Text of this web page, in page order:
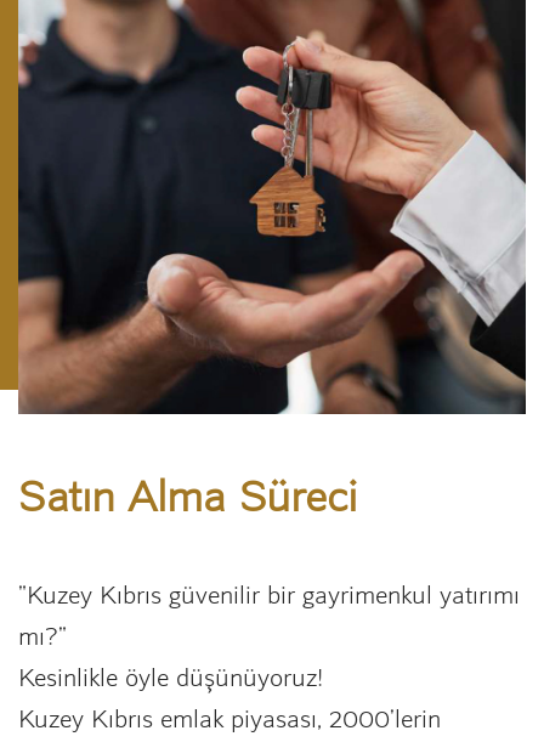
Satın Alma Süreci
"Kuzey Kıbrıs güvenilir bir gayrimenkul yatırımı
mı?"
Kesinlikle öyle düşünüyoruz!
Kuzey Kıbrıs emlak piyasası, 2000'lerin